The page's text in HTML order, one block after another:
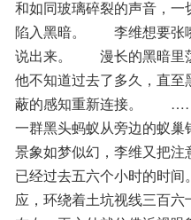
和如同玻璃碎裂的声音，
陷入黑暗。　　李维想要
说出来。　　漫长的黑暗里
他不知道过去了多久，直
蔽的感知重新连接。　　
一群黑头蚂蚁从旁边的蚁
景象如梦似幻，李维又把
已经过去五六个小时的时
应，环绕着土坑视线三百